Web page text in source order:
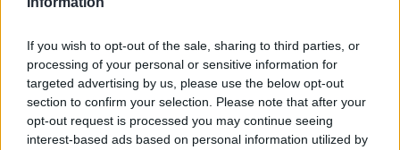
If you wish to opt-out of the sale, sharing to third parties, or
processing of your personal or sensitive information for
targeted advertising by us, please use the below opt-out
section to confirm your selection. Please note that after your
opt-out request is processed you may continue seeing
interest-based ads based on personal information utilized by
Acne
Dexamfetamine (446)
ADHD - psychostimulantia
Euthyrox (436)
Schildklier - hypothyroidie (traagwerkend)